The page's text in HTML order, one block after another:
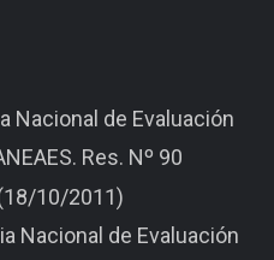
Nacional de Evaluación
Res. Nº 90
10/2011)
Nacional de Evaluación